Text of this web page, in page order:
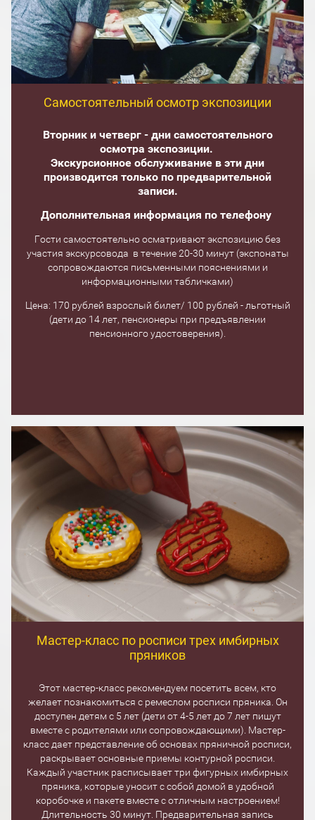
Самостоятельный осмотр экспозиции
Вторник и четверг - дни самостоятельного
осмотра экспозиции.
Экскурсионное обслуживание в эти дни
производится только по предварительной
записи.
Дополнительная информация по телефону
Гости самостоятельно осматривают экспозицию без
участия экскурсовода в течение 20-30 минут (экспонаты
сопровождаются письменными пояснениями и
информационными табличками)
Цена: 170 рублей взрослый билет/ 100 рублей - льготный
(дети до 14 лет, пенсионеры при предъявлении
пенсионного удостоверения).
Мастер-класс по росписи трех имбирных
пряников
Этот мастер-класс рекомендуем посетить всем, кто
желает познакомиться с ремеслом росписи пряника. Он
доступен детям с 5 лет (дети от 4-5 лет до 7 лет пишут
вместе с родителями или сопровождающими). Мастер-
класс дает представление об основах пряничной росписи,
раскрывает основные приемы контурной росписи.
Каждый участник расписывает три фигурных имбирных
пряника, которые уносит с собой домой в удобной
коробочке и пакете вместе с отличным настроением!
Длительность 30 минут. Предварительная запись